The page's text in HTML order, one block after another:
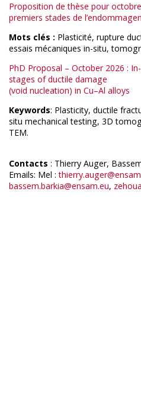
Proposition de thèse pour
premiers stades de
Mots clés : Plasticité, rupture
essais mécaniques in-situ,
PhD Proposal – October 2026 :
stages of ductile damage
(void nucleation) in Cu–Al alloys
Keywords: Plasticity, ductile
situ mechanical testing, 3D
TEM.
Contacts : Thierry Auger,
Emails: Mel :
bassem.barkia@ensam.eu,